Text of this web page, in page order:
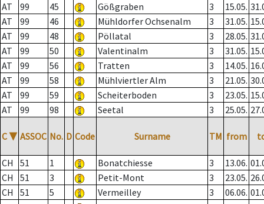
AT
99 45 Gößgraben 3 15.05.
AT
99 46 Mühldorfer Ochsenalm 3 31.05.
AT
99 48 Pöllatal 3 28.05.
AT
99 50 Valentinalm 3 31.05.
AT
99 56 Tratten 3 14.05.
AT
99 58 Mühlviertler Alm 3 21.05.
AT
99 59 Scheiterboden 3 23.05.
AT
99 98 Seetal 3 25.05.
C ▼ ASSOC No. D Code Surname TM from
CH 51 1 Bonatchiesse 3 13.06.
CH
51 3 Petit-Mont 3 23.05.
CH
51 5 Vermeilley 3 06.06.